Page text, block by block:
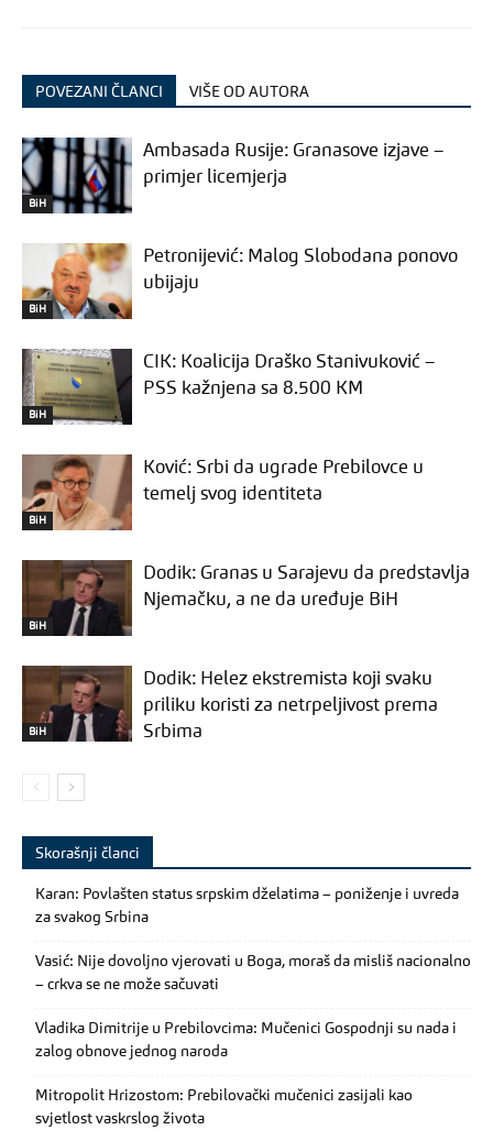
POVEZANI ČLANCI VIŠE OD AUTORA
BiH
Ambasada Rusije: Granasove izjave –
primjer licemjerja
BiH
Petronijević: Malog Slobodana ponovo
ubijaju
BiH
CIK: Koalicija Draško Stanivuković –
PSS kažnjena sa 8.500 KM
BiH
Ković: Srbi da ugrade Prebilovce u
temelj svog identiteta
BiH
Dodik: Granas u Sarajevu da predstavlja
Njemačku, a ne da uređuje BiH
BiH
Dodik: Helez ekstremista koji svaku
priliku koristi za netrpeljivost prema
Srbima
Skorašnji članci
Karan: Povlašten status srpskim dželatima – poniženje i uvreda
za svakog Srbina
Vasić: Nije dovoljno vjerovati u Boga, moraš da misliš nacionalno
– crkva se ne može sačuvati
Vladika Dimitrije u Prebilovcima: Mučenici Gospodnji su nada i
zalog obnove jednog naroda
Mitropolit Hrizostom: Prebilovački mučenici zasijali kao
svjetlost vaskrslog života